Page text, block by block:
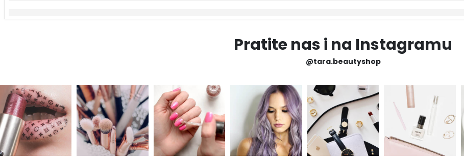
Pratite nas i na Instagramu
@tara.beautyshop